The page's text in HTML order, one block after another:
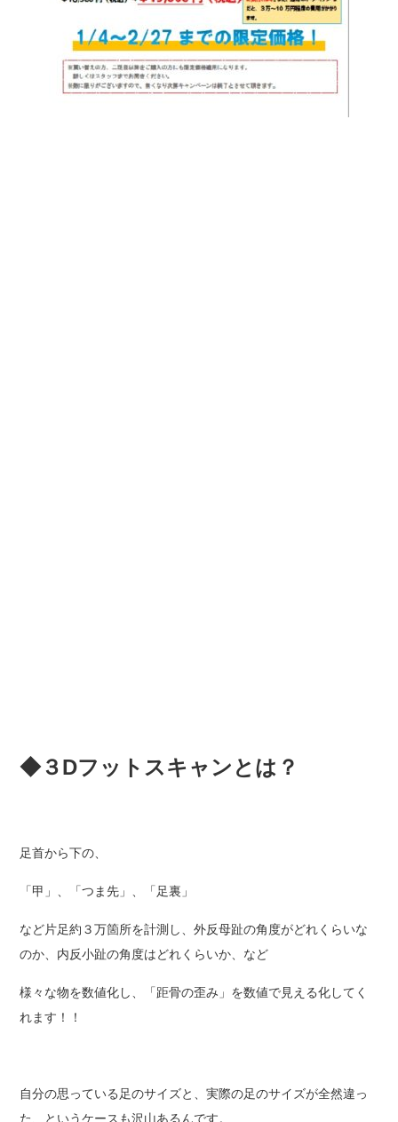
◆３Dフットスキャンとは？
足首から下の、
「甲」、「つま先」、「足裏」
など片足約３万箇所を計測し、外反母趾の角度がどれくらいな
のか、内反小趾の角度はどれくらいか、など
様々な物を数値化し、「距骨の歪み」を数値で見える化してく
れます！！
自分の思っている足のサイズと、実際の足のサイズが全然違っ
た、というケースも沢山あるんです。